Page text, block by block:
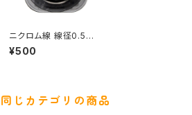
ニクロム線 線径0.5m
m 長さ5ｍ
¥500
同じカテゴリの商品